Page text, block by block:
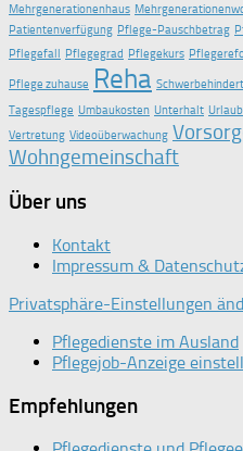
Mehrgenerationenhaus
Patientenverfügung Pflege-Pauschbetrag
Pflegefall Pflegegrad Pflegekurs
Pflege zuhause Reha
Tagespflege Umbaukosten Unterhalt Urlaub
Vertretung Videoüberwachung
Wohngemeinschaft
Über uns
Kontakt
Impressum &
Privatsphäre-Einstellungen
Pflegedienste im Ausland
Pflegejob-Anzeige
Empfehlungen